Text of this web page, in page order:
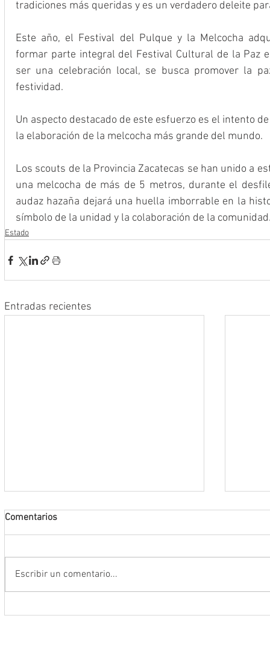
tradiciones más queridas y es un verdadero deleite
Este año, el Festival del Pulque y la Melcocha
formar parte integral del Festival Cultural de la Paz
ser una celebración local, se busca promover la
festividad.
Un aspecto destacado de este esfuerzo es el intento
la elaboración de la melcocha más grande del mundo.
Los scouts de la Provincia Zacatecas se han unido a
una melcocha de más de 5 metros, durante el
audaz hazaña dejará una huella imborrable en la
símbolo de la unidad y la colaboración de la
Estado
Entradas recientes
Comentarios
Escribir un comentario...